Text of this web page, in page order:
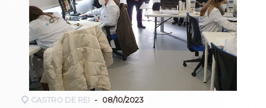
CASTRO DE REI 08/10/2023